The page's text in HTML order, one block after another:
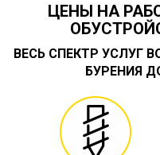
ЦЕНЫ НА
ВЕСЬ СПЕКТР УСЛУГ
БУРЕНИЯ